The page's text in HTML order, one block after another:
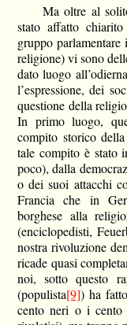
Ma oltre al
stato affatto
gruppo parlamentare
religione) vi sono
dato luogo
l’espressione, dei
questione della
In primo luogo,
compito storico
tale compito è stato
poco), dalla
o dei suoi attacchi
Francia che in
borghese alla
(enciclopedisti,
nostra rivoluzione
ricade quasi
noi, sotto questo
(populista[9]) ha
cento neri o i